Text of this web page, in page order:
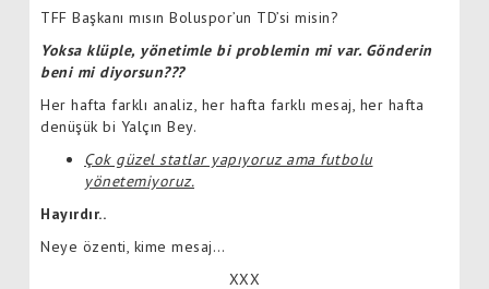
TFF Başkanı mısın Boluspor’un TD’si misin?
Yoksa klüple, yönetimle bi problemin mi var. Gönderin
beni mi diyorsun???
Her hafta farklı analiz, her hafta farklı mesaj, her hafta
denüşük bi Yalçın Bey.
Çok güzel statlar yapıyoruz ama futbolu
yönetemiyoruz.
Hayırdır..
Neye özenti, kime mesaj…
XXX